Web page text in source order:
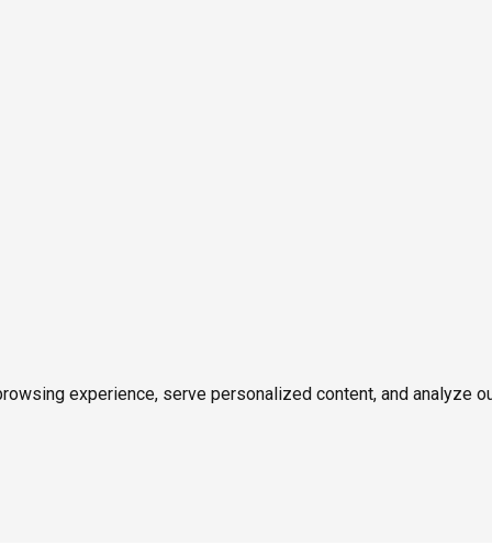
experience, serve personalized content, and analyze